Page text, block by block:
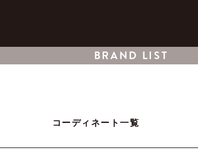
BRAND LIST
コーディネート一覧